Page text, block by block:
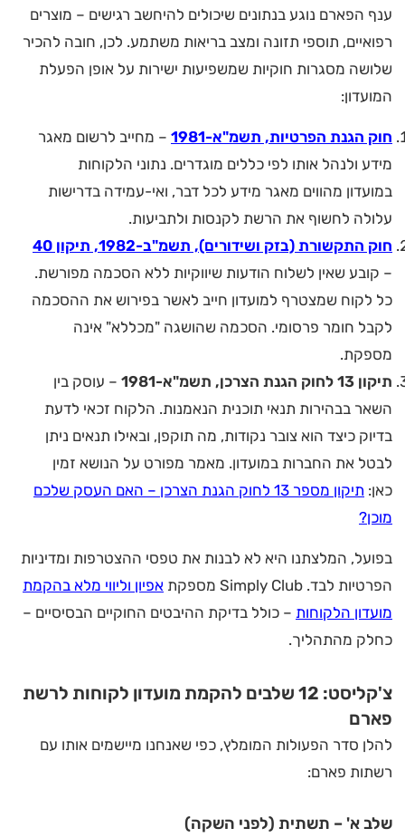
ענף הפארם נוגע בנתונים שיכולים להיחשב רגישים – מוצרים
רפואיים, תוספי תזונה ומצב בריאות משתמע. לכן, חובה להכיר
שלושה מסגרות חוקיות שמשפיעות ישירות על אופן הפעלת
המועדון:
חוק הגנת הפרטיות, תשמ"א-1981
– מחייב לרשום מאגר
מידע ולנהל אותו לפי כללים מוגדרים. נתוני הלקוחות
במועדון מהווים מאגר מידע לכל דבר, ואי-עמידה בדרישות
עלולה לחשוף את הרשת לקנסות ולתביעות.
חוק התקשורת (בזק ושידורים), תשמ"ב-1982, תיקון 40
– קובע שאין לשלוח הודעות שיווקיות ללא הסכמה מפורשת.
כל לקוח שמצטרף למועדון חייב לאשר בפירוש את ההסכמה
לקבל חומר פרסומי. הסכמה שהושגה "מכללא" אינה
מספקת.
תיקון 13 לחוק הגנת הצרכן, תשמ"א-1981
– עוסק בין
השאר בבהירות תנאי תוכנית הנאמנות. הלקוח זכאי לדעת
בדיוק כיצד הוא צובר נקודות, מה תוקפן, ובאילו תנאים ניתן
לבטל את החברות במועדון. מאמר מפורט על הנושא זמין
כאן:
תיקון מספר 13 לחוק הגנת הצרכן – האם העסק שלכם
מוכן?
בפועל, המלצתנו היא לא לבנות את טפסי ההצטרפות ומדיניות
הפרטיות לבד. Simply Club מספקת
אפיון וליווי מלא בהקמת
מועדון הלקוחות – כולל בדיקת ההיבטים החוקיים הבסיסיים –
כחלק מהתהליך.
צ'קליסט: 12 שלבים להקמת מועדון לקוחות לרשת
פארם
להלן סדר הפעולות המומלץ, כפי שאנחנו מיישמים אותו עם
רשתות פארם:
שלב א' – תשתית (לפני השקה)